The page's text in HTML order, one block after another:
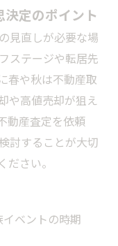
定のポイント
見直しが必要な場
ステージや転居先
春や秋は不動産取
や高値売却が狙え
動産査定を依頼
討することが大切
さい。
ベントの時期